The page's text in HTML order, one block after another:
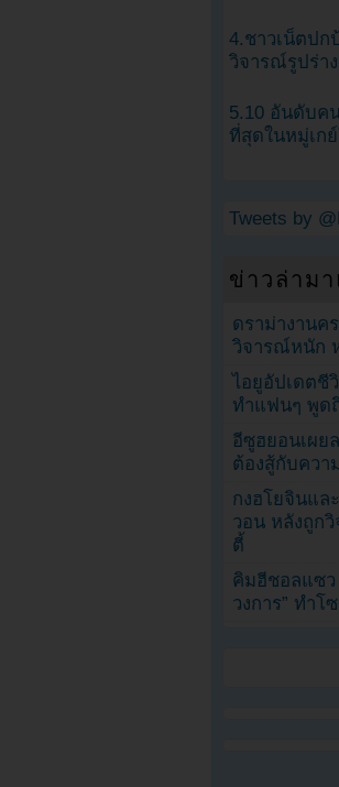
4.ชาวเน็ตปก
วิจารณ์รูปร่าง
5.10 อันดับค
ที่สุดในหมู่เก
Tweets by
ข่าวล่ามา
ดราม่างานค
วิจารณ์หนัก
ไอยูอัปเดตชี
ทำแฟนๆ พูดถึ
อีซูฮยอนเผย
ต้องสู้กับควา
กงฮโยจินแล
วอน หลังถูกวิ
ตี้
คิมฮีชอลแซว
วงการ” ทำโ